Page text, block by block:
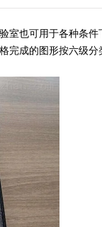
室也可用于各种条件
完成的图形按六级